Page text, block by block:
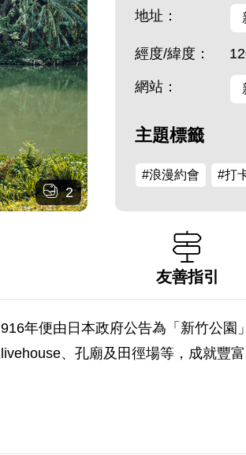
2
地址：
經度/緯度：
網站：
主題標籤
#浪漫約會 #打
友善指引
年便由日本政府公告為「新竹公
、孔廟及田徑場等，成就豐富